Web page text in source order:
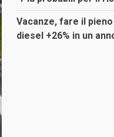
Vacanze, fare il
diesel +26% in un